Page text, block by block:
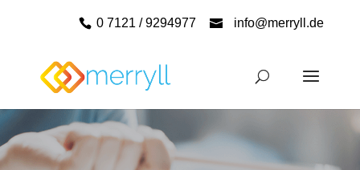
0 7121 / 9294977 info@merryll.de